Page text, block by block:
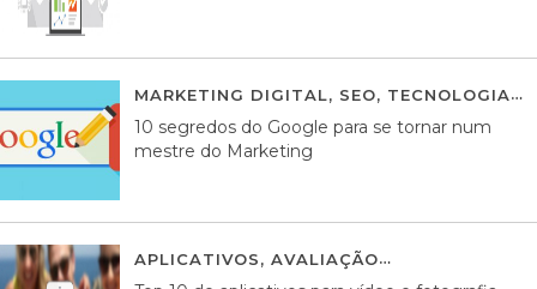
MARKETING DIGITAL, SEO, TECNOLOGIA
10 segredos do Google para se tornar num
mestre do Marketing
APLICATIVOS, AVALIAÇÃO